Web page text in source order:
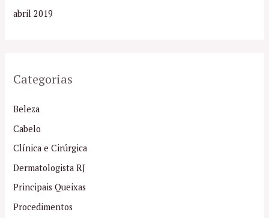
abril 2019
Categorias
Beleza
Cabelo
Clínica e Cirúrgica
Dermatologista RJ
Principais Queixas
Procedimentos